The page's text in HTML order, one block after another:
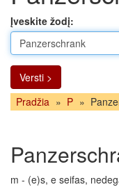
Įveskite žodį:
Versti >
Pradžia » P »
m - (e)s, e seifas,